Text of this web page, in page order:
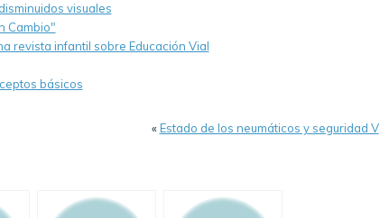
visuales
Cambio"
revista infantil sobre Educación Vial
básicos
«Estado de los neumáticos y seguridad V